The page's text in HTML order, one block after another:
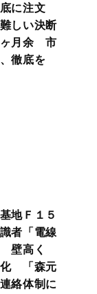
に注文
しい決断
ヶ月余 市
徹底を
地Ｆ１５
者「電線
壁高く
化 「森元
絡体制に